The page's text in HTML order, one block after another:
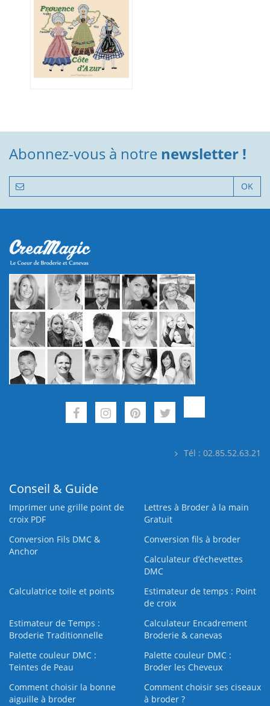
Abonnez-vous à notre newsletter !
OK
Tél : 02.85.52.63.21
Conseil & Guide
Imprimer une grille point de
croix PDF
Lettres à Broder à la main
Gratuit
Conversion Fils DMC &
Anchor
Conversion fils à broder
Calculateur d’échevettes
DMC
Calculatrice toile et points
Estimateur de temps : Point
de croix
Estimateur de Temps :
Broderie Traditionnelle
Calculateur Encadrement
Broderie & canevas
Palette couleur DMC :
Teintes de Peau
Palette couleur DMC :
Broder les Cheveux
Comment choisir la bonne
aiguille à broder
Comment choisir ses ciseaux
à broder ?